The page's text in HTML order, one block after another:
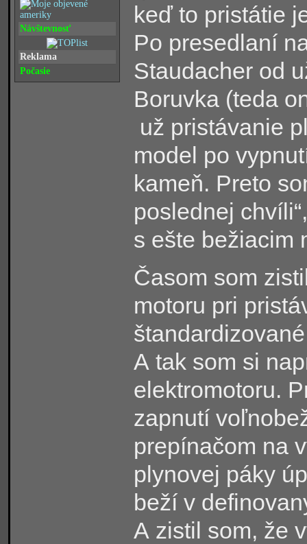
Návštevnosť
Reklama
Počasie
keď to pristátie
Po presedlaní
Staudacher od
Boruvka (teda
už pristávanie
model po
kameň. Preto
poslednej
s ešte bežiacim
Časom som
motoru pri
A tak som si
elektromotoru.
zapnutí
prepínačom na
plynovej páky
beží v
A zistil som, že